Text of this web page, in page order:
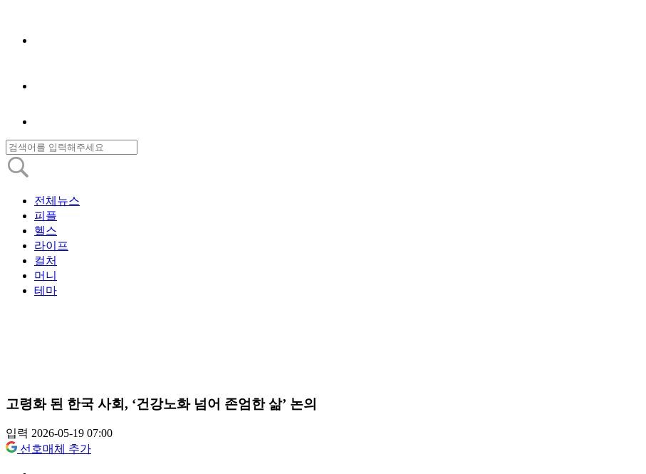
전체뉴스
피플
헬스
라이프
컬처
머니
테마
고령화 된 한국 사회, ‘건강노화 넘어 존엄한 삶’ 논의
입력 2026-05-19 07:00
선호매체 추가